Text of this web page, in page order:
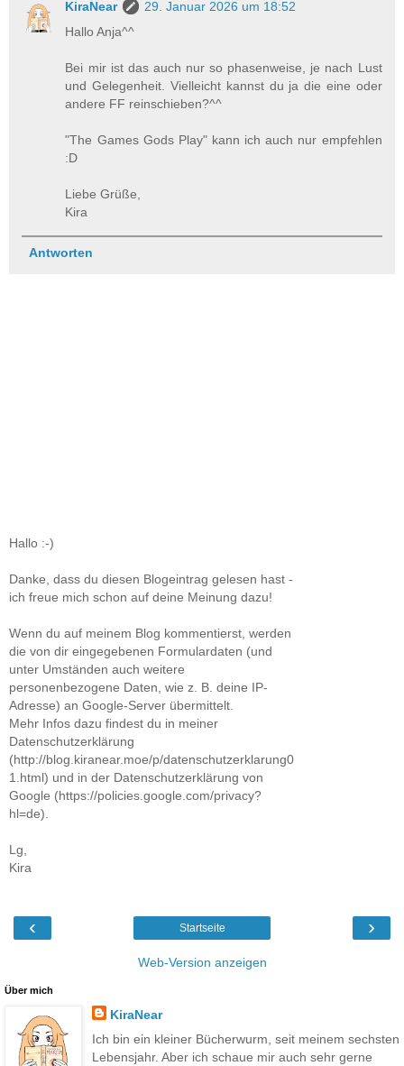
KiraNear
29. Januar 2026 um 18:52
Hallo Anja^^
Bei mir ist das auch nur so phasenweise, je nach Lust
und Gelegenheit. Vielleicht kannst du ja die eine oder
andere FF reinschieben?^^
"The Games Gods Play" kann ich auch nur empfehlen
:D
Liebe Grüße,
Kira
Antworten
Hallo :-)
Danke, dass du diesen Blogeintrag gelesen hast -
ich freue mich schon auf deine Meinung dazu!
Wenn du auf meinem Blog kommentierst, werden
die von dir eingegebenen Formulardaten (und
unter Umständen auch weitere
personenbezogene Daten, wie z. B. deine IP-
Adresse) an Google-Server übermittelt.
Mehr Infos dazu findest du in meiner
Datenschutzerklärung
(http://blog.kiranear.moe/p/datenschutzerklarung0
1.html) und in der Datenschutzerklärung von
Google (https://policies.google.com/privacy?
hl=de).
Lg,
Kira
‹ ›
Startseite
Web-Version anzeigen
Über mich
KiraNear
Ich bin ein kleiner Bücherwurm, seit meinem sechsten
Lebensjahr. Aber ich schaue mir auch sehr gerne